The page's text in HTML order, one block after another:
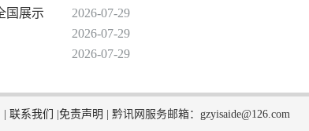
国展示
2026-07-29
2026-07-29
2026-07-29
联系我们 免责声明 黔讯网服务邮箱：gzyisaide@126.com